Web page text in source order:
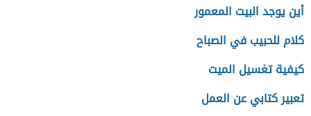
أين يوجد البيت المعمور
كلام للحبيب في الصباح
كيفية تغسيل الميت
تعبير كتابي عن العمل